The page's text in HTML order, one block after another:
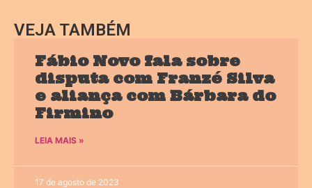
VEJA TAMBÉM
Fábio Novo fala sobre
disputa com Franzé Silva
e aliança com Bárbara do
Firmino
LEIA MAIS »
17 de agosto de 2023